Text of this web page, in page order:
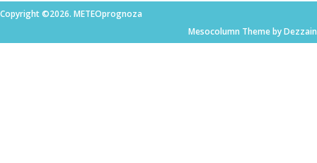
Copyright ©2026. METEOprognoza
Mesocolumn Theme by Dezzain